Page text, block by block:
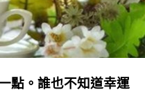
點。誰也不知道幸運